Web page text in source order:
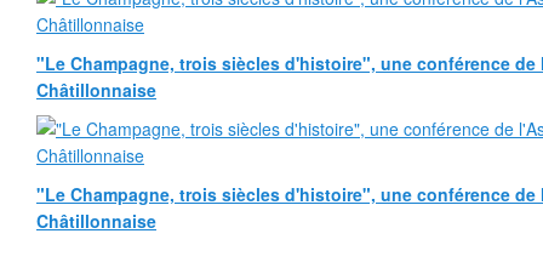
"Le Champagne, trois siècles d'histoire", une conférence
Châtillonnaise
"Le Champagne, trois siècles d'histoire", une conférence
Châtillonnaise